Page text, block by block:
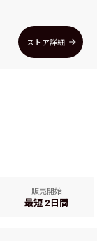
ストア詳細
販売開始
最短 2日間